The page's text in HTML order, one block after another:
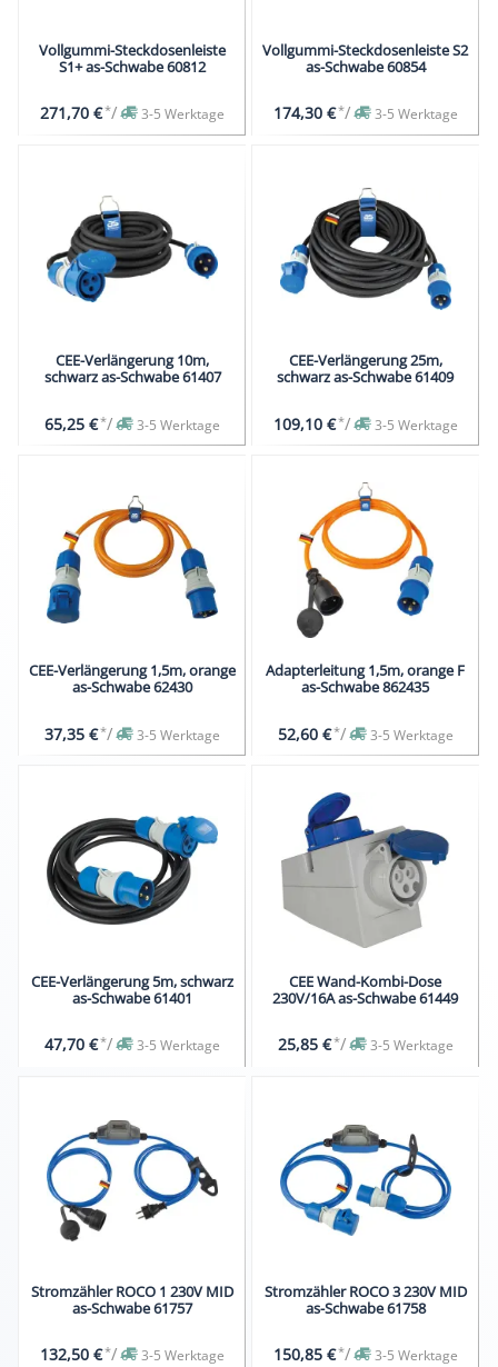
Vollgummi-Steckdosenleiste
S1+ as-Schwabe 60812
271,70 €*/ 3-5 Werktage
Vollgummi-Steckdosenleiste S2
as-Schwabe 60854
174,30 €*/ 3-5 Werktage
CEE-Verlängerung 10m,
schwarz as-Schwabe 61407
65,25 €*/ 3-5 Werktage
CEE-Verlängerung 25m,
schwarz as-Schwabe 61409
109,10 €*/ 3-5 Werktage
CEE-Verlängerung 1,5m, orange
as-Schwabe 62430
37,35 €*/ 3-5 Werktage
Adapterleitung 1,5m, orange F
as-Schwabe 862435
52,60 €*/ 3-5 Werktage
CEE-Verlängerung 5m, schwarz
as-Schwabe 61401
47,70 €*/ 3-5 Werktage
CEE Wand-Kombi-Dose
230V/16A as-Schwabe 61449
25,85 €*/ 3-5 Werktage
Stromzähler ROCO 1 230V MID
as-Schwabe 61757
132,50 €*/ 3-5 Werktage
Stromzähler ROCO 3 230V MID
as-Schwabe 61758
150,85 €*/ 3-5 Werktage